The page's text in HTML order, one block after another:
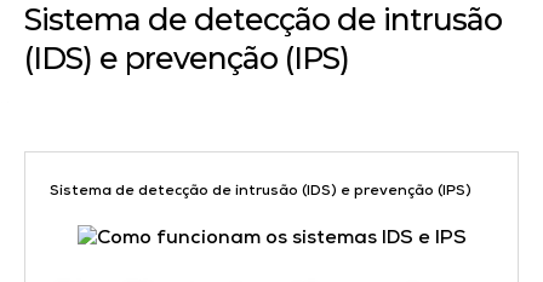
Sistema de detecção de intrusão
(IDS) e prevenção (IPS)
Sistema de detecção de intrusão (IDS) e prevenção (IPS)